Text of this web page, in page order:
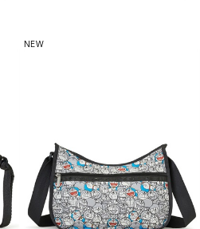
NEW